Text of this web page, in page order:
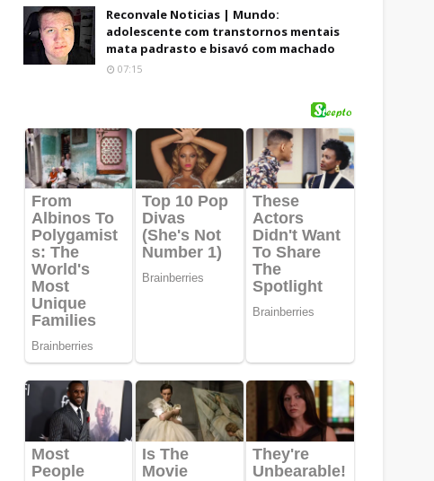
Reconvale Noticias | Mundo:
adolescente com transtornos mentais
mata padrasto e bisavó com machado
07:15